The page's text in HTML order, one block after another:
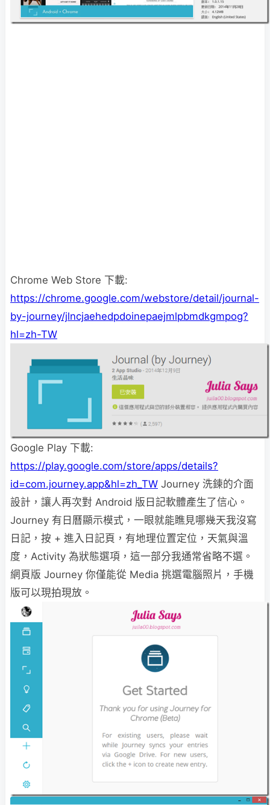
Chrome Web Store 下載:
https://chrome.google.com/webstore/detail/journal-
by-journey/jlncjaehedpdoinepaejmlpbmdkgmpog?
hl=zh-TW
Google Play 下載:
https://play.google.com/store/apps/details?
id=com.journey.app&hl=zh_TW Journey 洗鍊的介面
設計，讓人再次對 Android 版日記軟體產生了信心。
Journey 有日曆顯示模式，一眼就能瞧見哪幾天我沒寫
日記，按 + 進入日記頁，有地理位置定位，天氣與溫
度，Activity 為狀態選項，這一部分我通常省略不選。
網頁版 Journey 你僅能從 Media 挑選電腦照片，手機
版可以現拍現放。